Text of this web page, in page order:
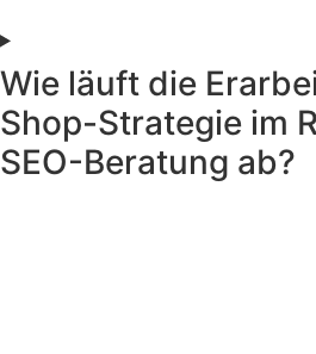
Wie läuft die
Shop-Strategie im
SEO-Beratung ab?